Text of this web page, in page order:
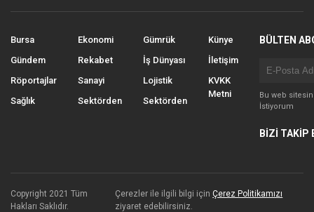
Bursa
Gündem
Röportajlar
Sağlık
Ekonomi
Rekabet
Sanayi
Sektörden
Gümrük
İş Dünyası
Lojistik
Sektörden
Künye
İletişim
KVKK
Metni
BÜLTEN
Bu web
İstiyorum
BİZİ TAKİP
Copyright 2021 Tüm
Hakları Saklıdır.
Çerezler ile ilgili bilgi içinÇerez Politikamızı
ziyaret edebilirsiniz.